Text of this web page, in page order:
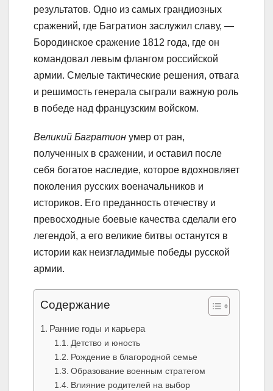
результатов. Одно из самых грандиозных
сражений, где Багратион заслужил славу, —
Бородинское сражение 1812 года, где он
командовал левым флангом российской
армии. Смелые тактические решения, отвага
и решимость генерала сыграли важную роль
в победе над французским войском.
Великий Багратион умер от ран,
полученных в сражении, и оставил после
себя богатое наследие, которое вдохновляет
поколения русских военачальников и
историков. Его преданность отечеству и
превосходные боевые качества сделали его
легендой, а его великие битвы останутся в
истории как неизгладимые победы русской
армии.
Содержание
Ранние годы и карьера
Детство и юность
Рождение в благородной семье
Образование военным стратегом
Влияние родителей на выбор